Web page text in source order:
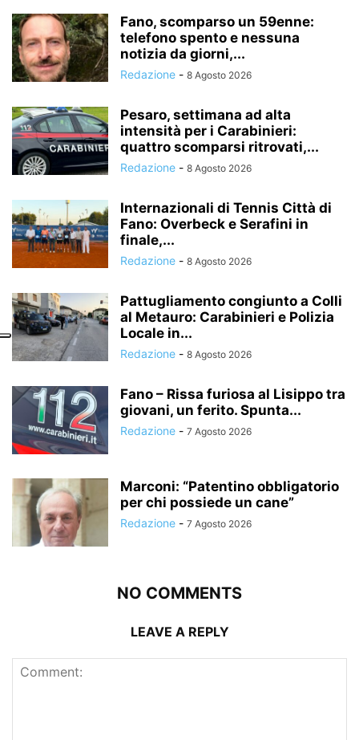
Fano, scomparso un 59enne:
telefono spento e nessuna
notizia da giorni,...
Redazione - 8 Agosto 2026
Pesaro, settimana ad alta
intensità per i Carabinieri:
quattro scomparsi ritrovati,...
Redazione - 8 Agosto 2026
Internazionali di Tennis Città di
Fano: Overbeck e Serafini in
finale,...
Redazione - 8 Agosto 2026
Pattugliamento congiunto a Colli
al Metauro: Carabinieri e Polizia
Locale in...
Redazione - 8 Agosto 2026
Fano – Rissa furiosa al Lisippo tra
giovani, un ferito. Spunta...
Redazione - 7 Agosto 2026
Marconi: “Patentino obbligatorio
per chi possiede un cane”
Redazione - 7 Agosto 2026
NO COMMENTS
LEAVE A REPLY